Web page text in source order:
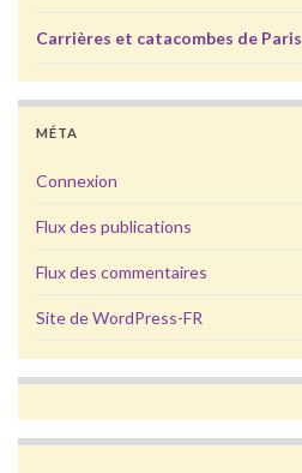
Carrières et catacombes de Paris
MÉTA
Connexion
Flux des publications
Flux des commentaires
Site de WordPress-FR